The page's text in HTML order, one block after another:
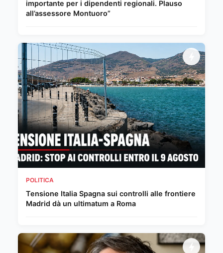
importante per i dipendenti regionali. Plauso
all’assessore Montuoro”
POLITICA
Tensione Italia Spagna sui controlli alle frontiere
Madrid dà un ultimatum a Roma